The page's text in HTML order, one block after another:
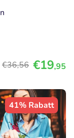
€36,56 €19,95
41% Rabatt